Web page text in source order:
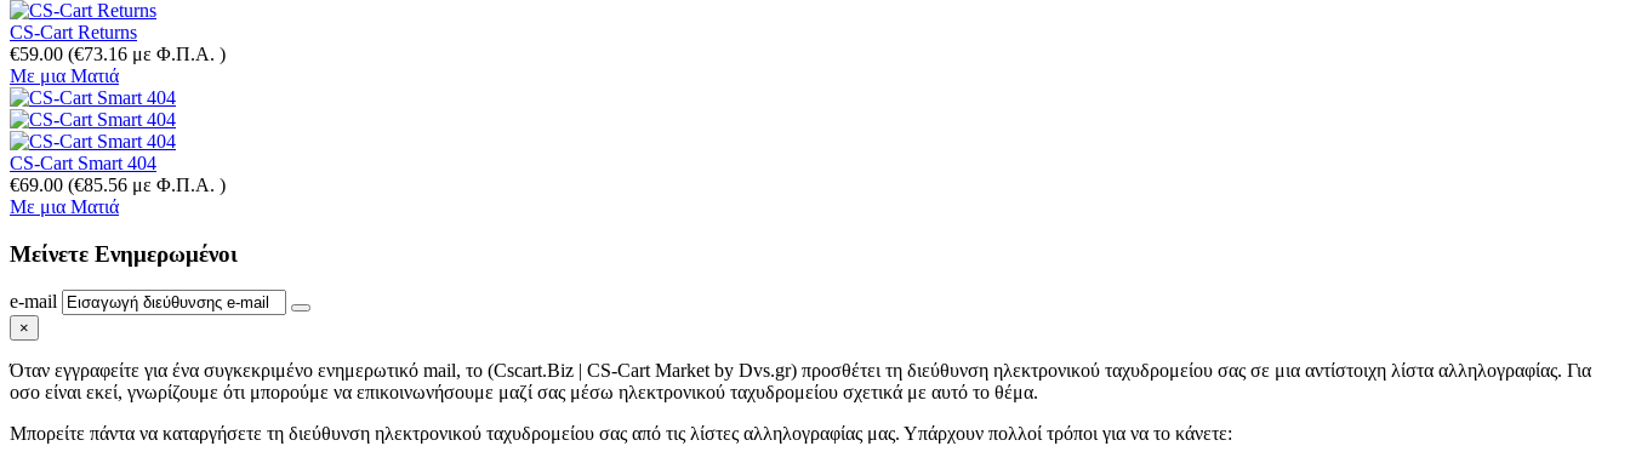
CS-Cart Returns
€59.00 (€73.16 με Φ.Π.Α. )
Με μια Ματιά
CS-Cart Smart 404
€69.00 (€85.56 με Φ.Π.Α. )
Με μια Ματιά
Μείνετε Ενημερωμένοι
e-mail
×
Όταν εγγραφείτε για ένα συγκεκριμένο ενημερωτικό mail, το (Cscart.Biz | CS-Cart Market by Dvs.gr) προσθέτει τη διεύθυνση ηλεκτρονικού ταχυδρομείου σας σε μια αντίστοιχη λίστα αλληλογραφίας. Για
οσο είναι εκεί, γνωρίζουμε ότι μπορούμε να επικοινωνήσουμε μαζί σας μέσω ηλεκτρονικού ταχυδρομείου σχετικά με αυτό το θέμα.
Μπορείτε πάντα να καταργήσετε τη διεύθυνση ηλεκτρονικού ταχυδρομείου σας από τις λίστες αλληλογραφίας μας. Υπάρχουν πολλοί τρόποι για να το κάνετε: